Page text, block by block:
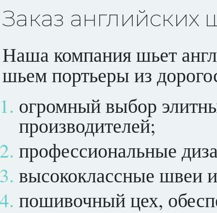
Заказ английских
Наша компания шьет
шьем портьеры из
огромный выбор
производителей;
профессиональные
высококлассные швеи
пошивочный цех,